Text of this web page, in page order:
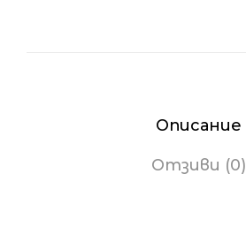
Описание
Отзиви (0)